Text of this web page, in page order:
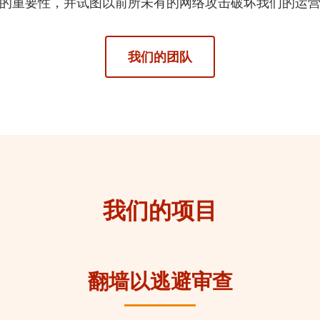
我们的团队
我们的项目
翻墙以逃避审查